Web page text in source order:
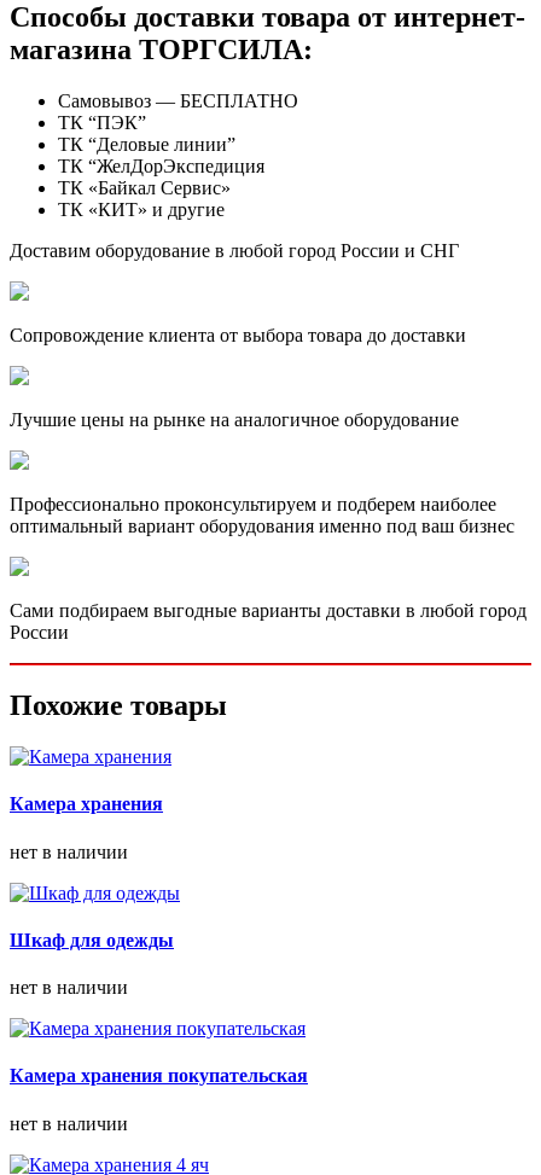
Способы доставки товара от интернет-
магазина ТОРГСИЛА:
Самовывоз — БЕСПЛАТНО
ТК “ПЭК”
ТК “Деловые линии”
ТК “ЖелДорЭкспедиция
ТК «Байкал Сервис»
ТК «КИТ» и другие
Доставим оборудование в любой город России и СНГ
Сопровождение клиента от выбора товара до доставки
Лучшие цены на рынке на аналогичное оборудование
Профессионально проконсультируем и подберем наиболее
оптимальный вариант оборудования именно под ваш бизнес
Сами подбираем выгодные варианты доставки в любой город
России
Похожие товары
Камера хранения
нет в наличии
Шкаф для одежды
нет в наличии
Камера хранения покупательская
нет в наличии